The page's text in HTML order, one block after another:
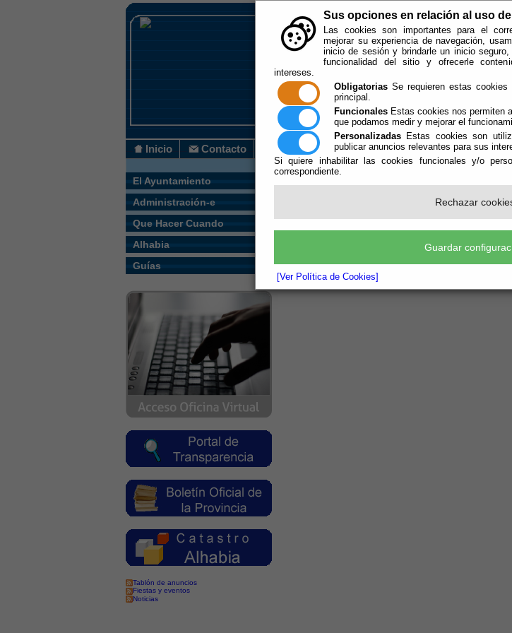
Sus opciones en relación al uso
Las cookies son importantes para el
mejorar su experiencia de navegación,
inicio de sesión y brindarle un inicio
funcionalidad del sitio y ofrecerle
intereses.
Obligatorias Se requieren estas
principal.
Funcionales Estas cookies nos permiten
que podamos medir y mejorar el
Personalizadas Estas cookies son
publicar anuncios relevantes para sus
Si quiere inhabilitar las cookies funcionales y/o
correspondiente.
Rechazar
Guardar
[Ver Política de Cookies]
Inicio Contacto
El Ayuntamiento
Administración-e
Que Hacer Cuando
Alhabia
Guías
Tablón de anuncios
Fiestas y eventos
Noticias
Usted se encuentra aquí: